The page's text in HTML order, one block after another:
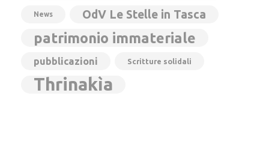
News OdV Le Stelle in Tasca
patrimonio immateriale
pubblicazioni Scritture solidali
Thrinakìa